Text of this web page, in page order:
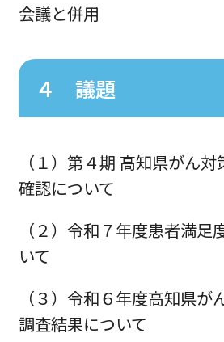
会議と併用
４ 議題
（１）第４期 高知県がん
確認について
（２）令和７年度患者満足
いて
（３）令和６年度高知県
調査結果について